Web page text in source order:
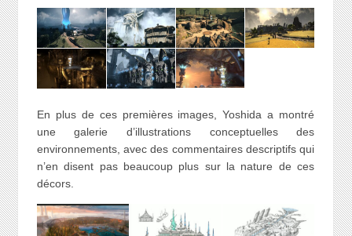
En plus de ces premières images, Yoshida a montré
une galerie d’illustrations conceptuelles des
environnements, avec des commentaires descriptifs qui
n’en disent pas beaucoup plus sur la nature de ces
décors.